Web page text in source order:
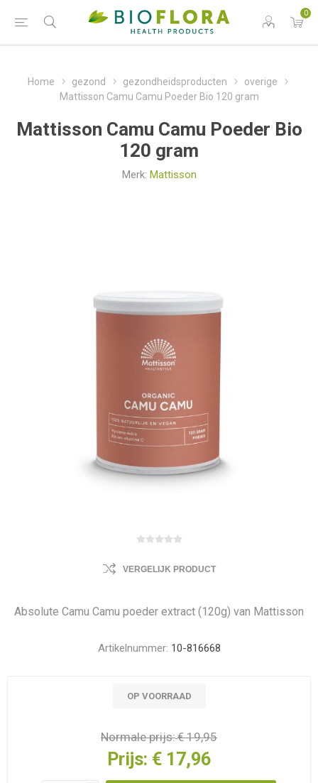
0
Home gezond gezondheidsproducten
overige
Mattisson Camu Camu Poeder Bio 120 gram
Mattisson Camu Camu Poeder Bio
120 gram
Merk: Mattisson
VERGELIJK PRODUCT
Absolute Camu Camu poeder extract (120g) van Mattisson
Artikelnummer: 10-816668
OP VOORRAAD
Normale prijs:€ 19,95
Prijs: € 17,96